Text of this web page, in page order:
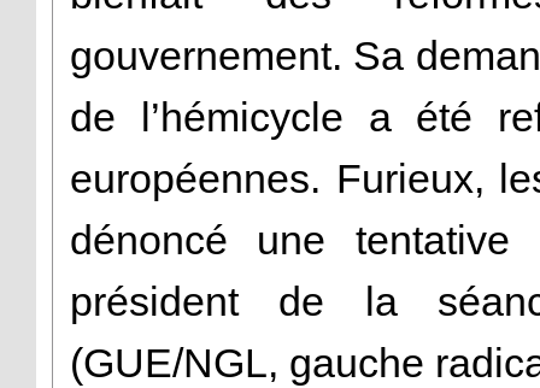
gouvernement. Sa
de l’hémicycle a été
européennes. Furieux,
dénoncé une
président de la
(GUE/NGL, gauche